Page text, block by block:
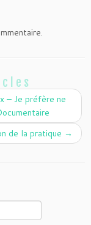
– Je préfère ne
de la pratique →